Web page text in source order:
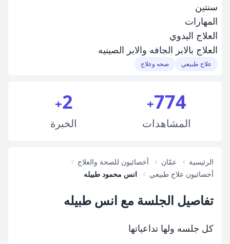
سنتين
المهارات
العلاج اليدوي
العلاج بالابر الجافه والابر الصينيه
علاج طبيعي صحه وعلاج
774
+
المشاهدات
2
+
الخبرة
الرئيسية عمّان
أخصائيون للصحة والعلاج
أخصائيون علاج طبيعي
انس محمود طبيله
تفاصيل الجلسة مع انس طبيله
كل جلسه ولها تداعياتها